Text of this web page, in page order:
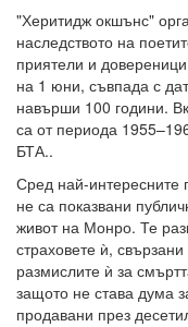
"Херитидж окшънс"
наследството на
приятели и
на 1 юни, съвпада с
навърши 100 години.
са от периода
БТА..
Сред най-интересните
не са показвани
живот на Монро. Те
страховете ѝ,
размислите ѝ за
защото не става дума
продавани през